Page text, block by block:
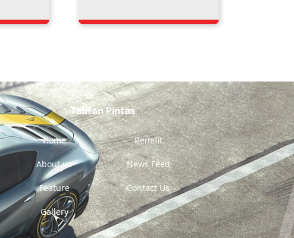
Tautan Pintas
Home
About us
Feature
Gallery
Benefit
News Feed
Contact Us